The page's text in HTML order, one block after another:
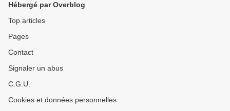
Hébergé par Overblog
Top articles
Pages
Contact
Signaler un abus
C.G.U.
Cookies et données personnelles